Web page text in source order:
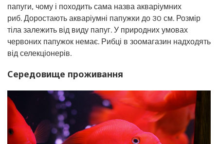
папуги, чому і походить сама назва акваріумних
риб. Доростають акваріумні папужки до 30 см. Розмір
тіла залежить від виду папуг. У природних умовах
червоних папужок немає. Рибці в зоомагазин надходять
від селекціонерів.
Середовище проживання